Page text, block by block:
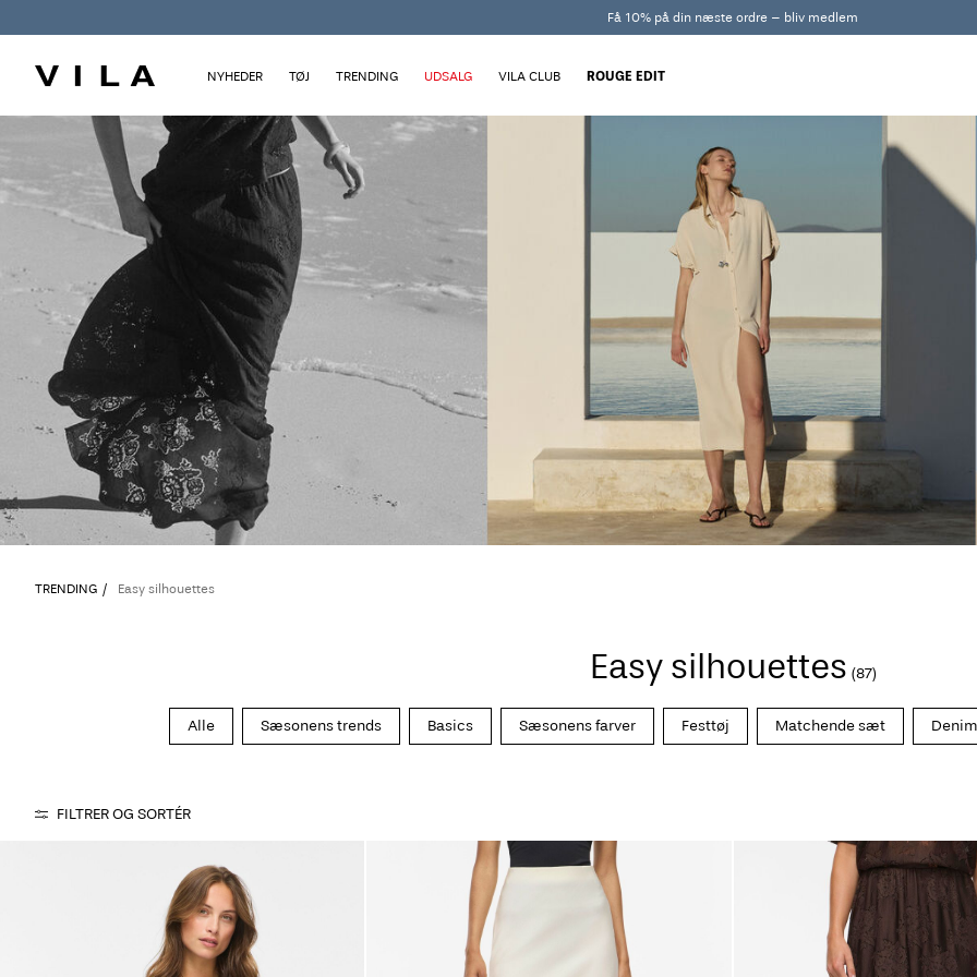
Få 10% på din næste ordre – bliv medlem
NYHEDER TØJ TRENDING UDSALG VILA CLUB ROUGE EDIT
TRENDING Easy silhouettes
Easy silhouettes (87)
Alle Sæsonens trends Basics Sæsonens farver Festtøj Matchende sæt Denim
FILTRER OG SORTÉR